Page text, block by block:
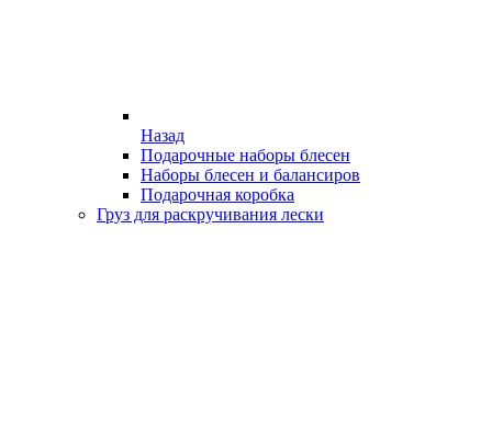
Назад
Подарочные наборы блесен
Наборы блесен и балансиров
Подарочная коробка
Груз для раскручивания лески